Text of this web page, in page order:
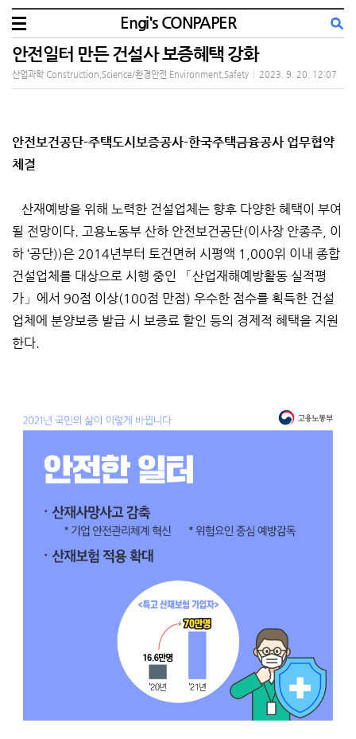
Engi's CONPAPER
안전일터 만든 건설사 보증혜택 강화
산업과학 Construction,Science/환경안전 Environment,Safety 2023. 9. 20. 12:07
안전보건공단-주택도시보증공사-한국주택금융공사 업무협약
체결
산재예방을 위해 노력한 건설업체는 향후 다양한 혜택이 부여
될 전망이다. 고용노동부 산하 안전보건공단(이사장 안종주, 이
하 ‘공단))은 2014년부터 토건면허 시평액 1,000위 이내 종합
건설업체를 대상으로 시행 중인 「산업재해예방활동 실적평
가」에서 90점 이상(100점 만점) 우수한 점수를 획득한 건설
업체에 분양보증 발급 시 보증료 할인 등의 경제적 혜택을 지원
한다.